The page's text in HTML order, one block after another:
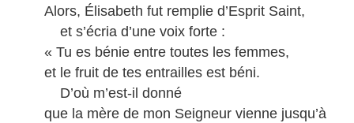
Alors, Élisabeth fut remplie d’Esprit Saint,
et s’écria d’une voix forte :
« Tu es bénie entre toutes les femmes,
et le fruit de tes entrailles est béni.
D’où m’est-il donné
que la mère de mon Seigneur vienne jusqu’à